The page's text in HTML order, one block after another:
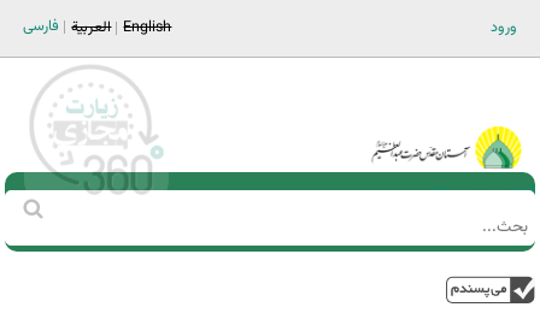
ورود فارسی العربية English
Main men-AR
استمارة
‏